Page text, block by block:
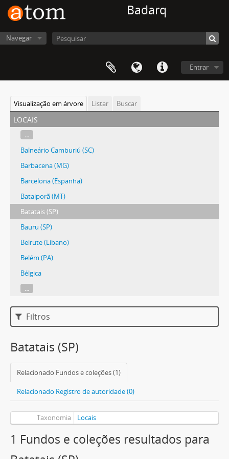
Badarq
Navegar
Entrar
Visualização em árvore Listar Buscar
locais
...
Balneário Camburiú (SC)
Barbacena (MG)
Barcelona (Espanha)
Bataiporã (MT)
Batatais (SP)
Bauru (SP)
Beirute (Líbano)
Belém (PA)
Bélgica
...
Filtros
Batatais (SP)
Relacionado Fundos e coleções (1)
Relacionado Registro de autoridade (0)
Taxonomia Locais
1 Fundos e coleções resultados para